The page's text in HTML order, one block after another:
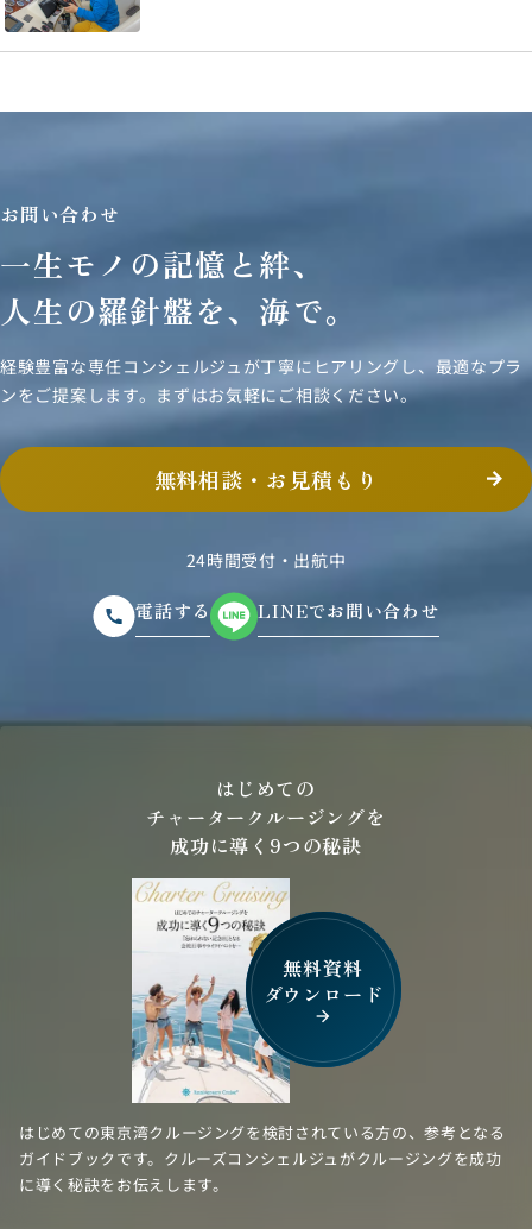
お問い合わせ
一生モノの記憶と絆、
人生の羅針盤を、海で。
経験豊富な専任コンシェルジュが丁寧にヒアリングし、 最適なプラ
ンをご提案します。まずはお気軽にご相談ください。
無料相談・お見積もり
24時間受付・出航中
電話する LINEでお問い合わせ
はじめての
チャータークルージングを
成功に導く9つの秘訣
無料資料
ダウンロード
arrow_forward
はじめての東京湾クルージングを検討されている方の、参考となる
ガイドブックです。クルーズコンシェルジュがクルージングを成功
に導く秘訣をお伝えします。